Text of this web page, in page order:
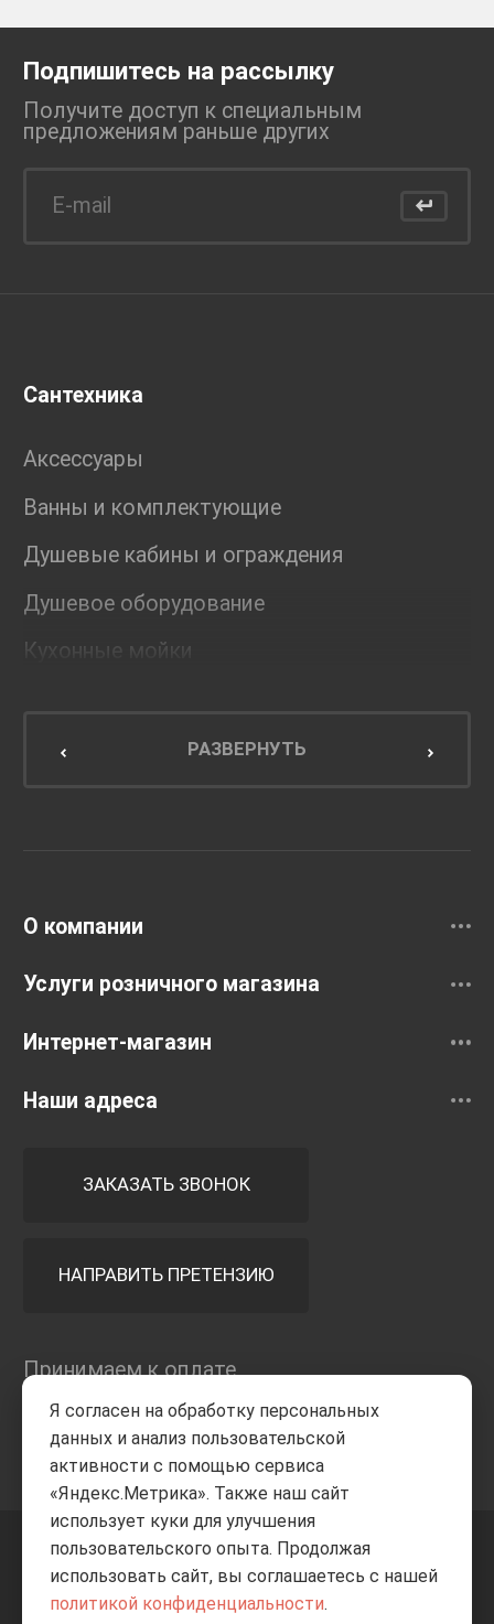
Подпишитесь на рассылку
Получите доступ к специальным
предложениям раньше других
Сантехника
Аксессуары
Ванны и комплектующие
Душевые кабины и ограждения
Душевое оборудование
Кухонные мойки
Мебель для кухниРАЗВЕРНУТЬ
О компании
Услуги розничного магазина
Интернет-магазин
Наши адреса
ЗАКАЗАТЬ ЗВОНОК
НАПРАВИТЬ ПРЕТЕНЗИЮ
Принимаем к оплате
+7 8332205-805 ВВЕРХ
Я согласен на обработку персональных
данных и анализ пользовательской
активности с помощью сервиса
«Яндекс.Метрика». Также наш сайт
использует куки для улучшения
пользовательского опыта. Продолжая
использовать сайт, вы соглашаетесь с нашей
политикой конфиденциальности.